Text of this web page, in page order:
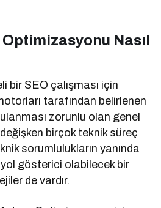
Nasıl
bir SEO çalışması için
tarafından belirlenen
zorunlu olan genel
birçok teknik süreç
sorumlulukların yanında
gösterici olabilecek bir
de vardır.